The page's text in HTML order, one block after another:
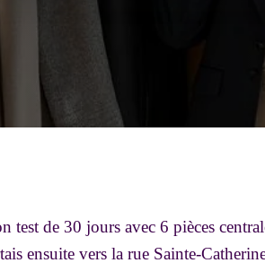
test de 30 jours avec 6 pièces
ensuite vers la rue Sainte-